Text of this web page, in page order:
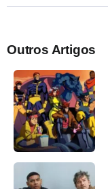
Outros Artigos